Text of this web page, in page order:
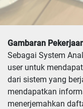
Gambaran
Sebagai System
user untuk
dari sistem yang
mendapatkan
menerjemahkan